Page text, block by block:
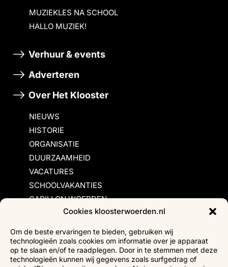
Cookies kloosterwoerden.nl
Om de beste ervaringen te bieden, gebruiken wij
technologieën zoals cookies om informatie over je apparaat
op te slaan en/of te raadplegen. Door in te stemmen met deze
technologieën kunnen wij gegevens zoals surfgedrag of
MUZIEKLES NA SCHOOL
HALLO MUZIEK!
Verhuur & events
Adverteren
Over Het Klooster
NIEUWS
HISTORIE
ORGANISATIE
DUURZAAMHEID
VACATURES
SCHOOLVAKANTIES
CARILLON WOERDEN
Inschrijvingsvoorwaarden
Bezoekersvoorwaarden
Huurvoorwaarden